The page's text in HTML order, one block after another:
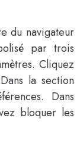
du navigateur
par trois
Cliquez
la section
Dans
bloquer les